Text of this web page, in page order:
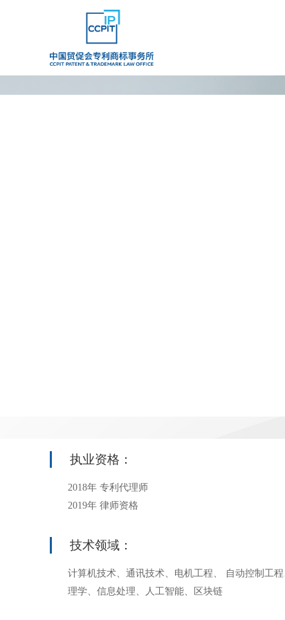
执业资格：
2018年 专利代理师
2019年 律师资格
技术领域：
计算机技术、通讯技术、电机工程、 自动控制工
理学、信息处理、人工智能、区块链